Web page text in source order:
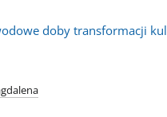
doby transformacji